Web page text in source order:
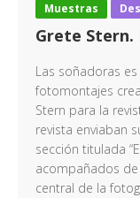
Muestras
Grete Stern.
Las soñadoras
fotomontajes
Stern para la
revista enviaban
sección titulada
acompañados
central de la